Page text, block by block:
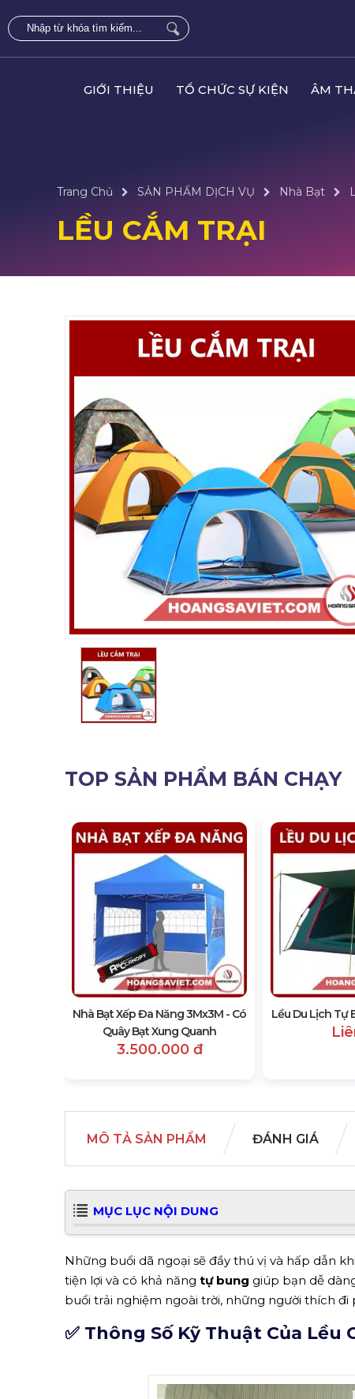
GIỚI THIỆU TỔ CHỨC SỰ KIỆN ÂM
Trang Chủ SẢN PHẨM DỊCH VỤ Nhà Bạt
LỀU CẮM TRẠI
TOP SẢN PHẨM BÁN CHẠY
Nhà Bạt Xếp Đa Năng 3Mx3M - Có
Quây Bạt Xung Quanh
3.500.000 đ
Lều Du Lịch Tự
MÔ TẢ SẢN PHẨM ĐÁNH GIÁ
MỤC LỤC NỘI DUNG
Những buổi dã ngoại sẽ đầy thú vị và hấp dẫn
tiện lợi và có khả năng tự bung giúp bạn dễ
buổi trải nghiệm ngoài trời, những người thích đi
✅ Thông Số Kỹ Thuật Của Lều